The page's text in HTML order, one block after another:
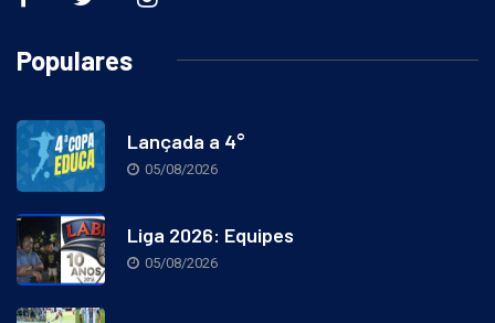
Populares
Lançada a 4°
05/08/2026
Liga 2026: Equipes
05/08/2026